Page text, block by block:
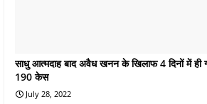
साधु आत्मदाह बाद अवैध खनन के खिलाफ 4 दिनों में ही
190 केस
July 28, 2022